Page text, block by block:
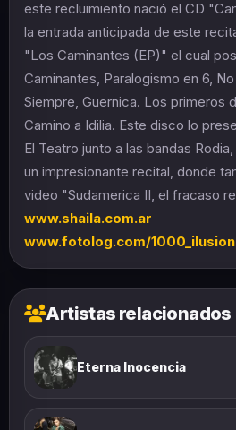
este recluimiento nació el CD
la entrada anticipada de este
"Los Caminantes (EP)" el cual
Caminantes, Paralogismo en 6,
Siempre, Guernica. Los primeros
Camino a Idilia. Este disco lo
El Teatro junto a las bandas
un impresionante recital, donde
video "Sudamerica II, el fracaso
www.shaila.com.ar
www.fotolog.com/
Artistas relacionados
Eterna Inocencia